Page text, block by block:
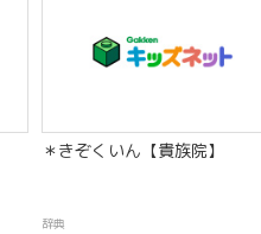
＊きぞくいん【貴族院】
辞典